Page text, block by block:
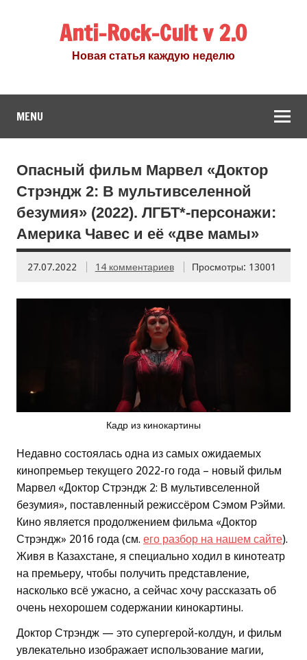
Anti-Rock-Cult v 2.0
Новая статья каждую неделю
MENU
Опасный фильм Марвел «Доктор
Стрэндж 2: В мультивселенной
безумия» (2022). ЛГБТ*-персонажи:
Америка Чавес и её «две мамы»
27.07.2022 14 комментариев Просмотры: 13001
Кадр из кинокартины
Недавно состоялась одна из самых ожидаемых
кинопремьер текущего 2022-го года – новый фильм
Марвел «Доктор Стрэндж 2: В мультивселенной
безумия», поставленный режиссёром Сэмом Рэйми.
Кино является продолжением фильма «Доктор
Стрэндж» 2016 года (см. его разбор на нашем сайте).
Живя в Казахстане, я специально ходил в кинотеатр
на премьеру, чтобы получить представление,
насколько всё ужасно, а сейчас хочу рассказать об
очень нехорошем содержании кинокартины.
Доктор Стрэндж — это супергерой-колдун, и фильм
увлекательно изображает использование магии,